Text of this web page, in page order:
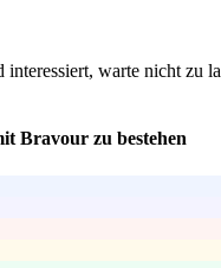
warte nicht zu
Bravour zu bestehen